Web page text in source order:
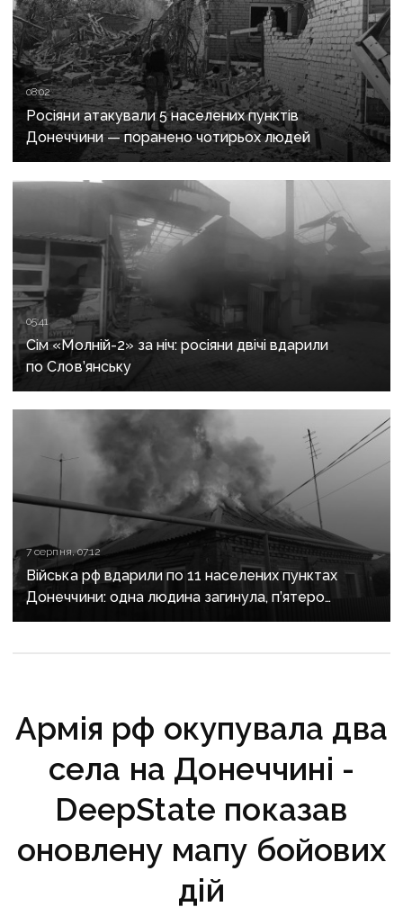
08:02
Росіяни атакували 5 населених пунктів
Донеччини — поранено чотирьох людей
05:41
Сім «Молній-2» за ніч: росіяни двічі вдарили
по Слов’янську
7 серпня, 07:12
Війська рф вдарили по 11 населених пунктах
Донеччини: одна людина загинула, п’ятеро
поранені
Армія рф окупувала два
села на Донеччині -
DeepState показав
оновлену мапу бойових
дій